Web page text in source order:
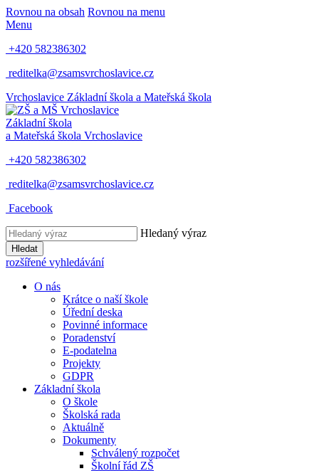
Rovnou na obsah Rovnou na menu
Menu
+420 582386302
reditelka@zsamsvrchoslavice.cz
Vrchoslavice Základní škola a Mateřská škola
Základní škola
a Mateřská škola Vrchoslavice
+420 582386302
reditelka@zsamsvrchoslavice.cz
Facebook
Hledaný výraz
Hledat
rozšířené vyhledávání
O nás
Krátce o naší škole
Úřední deska
Povinné informace
Poradenství
E-podatelna
Projekty
GDPR
Základní škola
O škole
Školská rada
Aktuálně
Dokumenty
Schválený rozpočet
Školní řád ZŠ